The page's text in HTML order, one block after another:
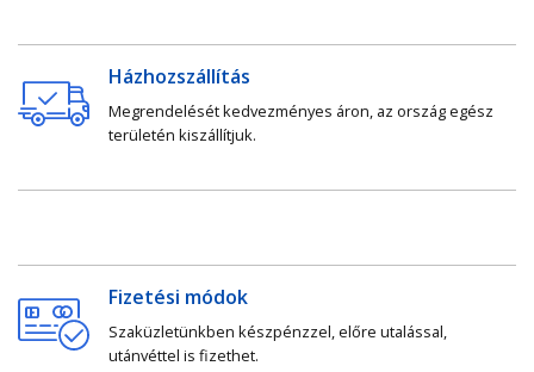
Házhozszállítás
Megrendelését kedvezményes áron, az ország egész
területén kiszállítjuk.
Fizetési módok
Szaküzletünkben készpénzzel, előre utalással,
utánvéttel is fizethet.